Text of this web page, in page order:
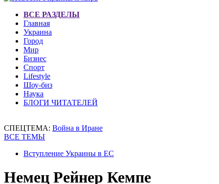
ВСЕ РАЗДЕЛЫ
Главная
Украина
Город
Мир
Бизнес
Спорт
Lifestyle
Шоу-биз
Наука
БЛОГИ ЧИТАТЕЛЕЙ
СПЕЦТЕМА: Война в Иране
ВСЕ ТЕМЫ
Вступление Украины в ЕС
Немец Рейнер Кемпе